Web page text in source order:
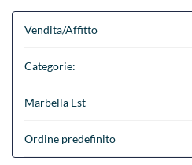
Vendita/Affitto
Categorie:
Marbella Est
Ordine predefinito